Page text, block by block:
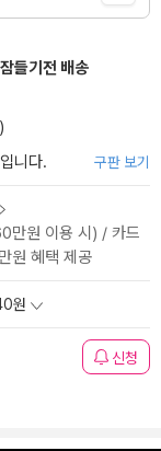
잠들기전 배송
니다. 구판 보기
만원 이용 시) / 카드
원 혜택 제공
원
신청